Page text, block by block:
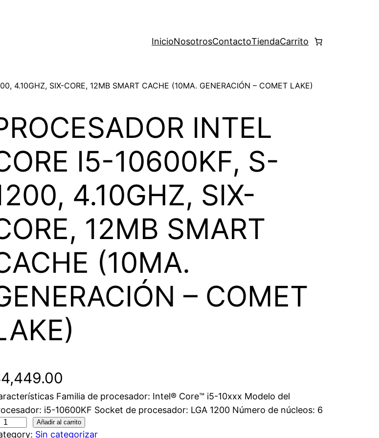
InicioNosotrosContactoTiendaCarrito
4.10GHZ, SIX-CORE, 12MB SMART CACHE (10MA. GENERACIÓN – COMET LAKE)
INTEL
I5-10600KF, S-
4.10GHZ, SIX-
12MB SMART
(10MA.
– COMET
4,449.00
Familia de procesador: Intel® Core™ i5-10xxx Modelo del
i5-10600KF Socket de procesador: LGA 1200 Número de núcleos: 6
Añadir al carrito
Sin categorizar